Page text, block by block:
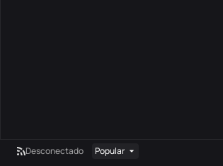
Desconectado Popular